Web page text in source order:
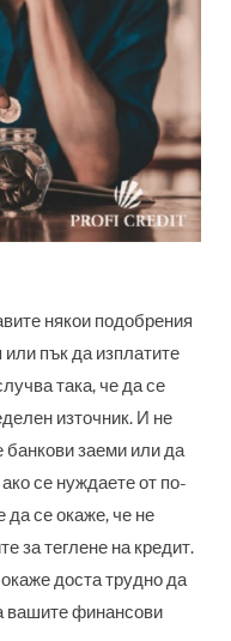
някои подобрения
пък да изплатите
така, че да се
източник. И не
банкови заеми или да
се нуждаете от по-
да се окаже, че не
за теглене на кредит.
доста трудно да
вашите финансови